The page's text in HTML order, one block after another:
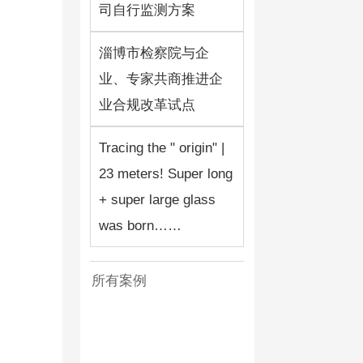
司自行监测方案
淄博市检察院与企
业、专家共商推进企
业合规改革试点
Tracing the " origin" |
23 meters! Super long
+ super large glass
was born……
所有案例